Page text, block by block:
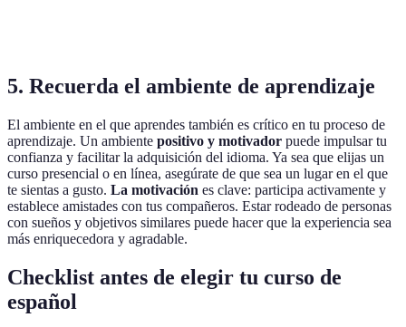
5. Recuerda el ambiente de aprendizaje
El ambiente en el que aprendes también es crítico en tu proceso de
aprendizaje. Un ambiente positivo y motivador puede impulsar tu
confianza y facilitar la adquisición del idioma. Ya sea que elijas un
curso presencial o en línea, asegúrate de que sea un lugar en el que
te sientas a gusto. La motivación es clave: participa activamente y
establece amistades con tus compañeros. Estar rodeado de personas
con sueños y objetivos similares puede hacer que la experiencia sea
más enriquecedora y agradable.
Checklist antes de elegir tu curso de
español